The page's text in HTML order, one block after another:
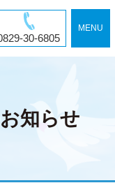
30-6805
MENU
知らせ